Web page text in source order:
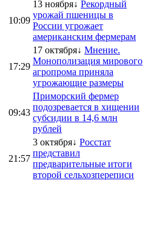
10:09
13 ноября↓ Рекордный
урожай пшеницы в
России угрожает
американским фермерам
17:29
17 октября↓ Мнение.
Монополизация мирового
агропрома приняла
угрожающие размеры
09:43
Приморский фермер
подозревается в хищении
субсидии в 14,6 млн
рублей
21:57
3 октября↓ Росстат
представил
предварительные итоги
второй сельхозпереписи